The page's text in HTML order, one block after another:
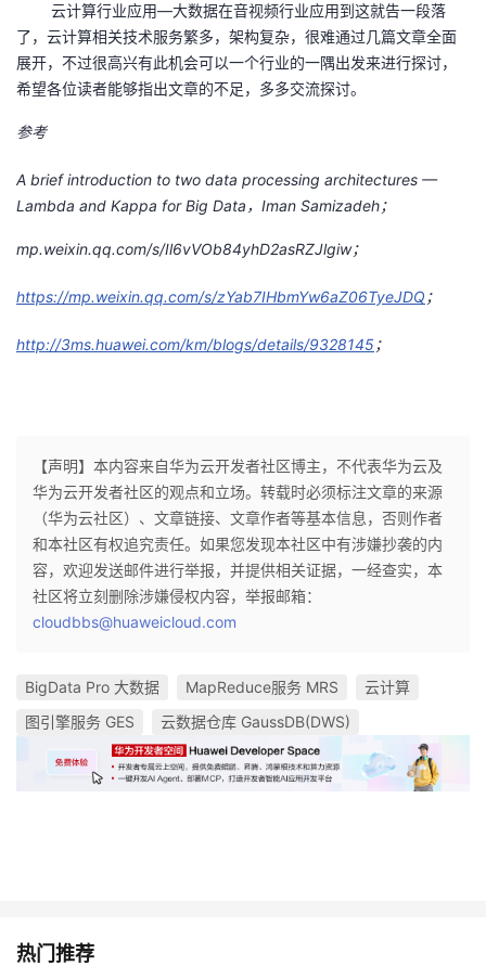
云计算行业应用—大数据在音视频行业应用到这就告一段落
了，云计算相关技术服务繁多，架构复杂，很难通过几篇文章全面
展开，不过很高兴有此机会可以一个行业的一隅出发来进行探讨，
希望各位读者能够指出文章的不足，多多交流探讨。
参考
A brief introduction to two data processing architectures —
Lambda and Kappa for Big Data ， Iman Samizadeh；
mp.weixin.qq.com/s/Il6vVOb84yhD2asRZJlgiw；
https://mp.weixin.qq.com/s/zYab7IHbmYw6aZ06TyeJDQ ；
http://3ms.huawei.com/km/blogs/details/9328145 ；
【声明】本内容来自华为云开发者社区博主，不代表华为云及
华为云开发者社区的观点和立场。转载时必须标注文章的来源
（华为云社区）、文章链接、文章作者等基本信息，否则作者
和本社区有权追究责任。如果您发现本社区中有涉嫌抄袭的内
容，欢迎发送邮件进行举报，并提供相关证据，一经查实，本
社区将立刻删除涉嫌侵权内容，举报邮箱：
cloudbbs@huaweicloud.com
BigData Pro 大数据 MapReduce服务 MRS
云计算
图引擎服务 GES
云数据仓库 GaussDB(DWS)
热门推荐